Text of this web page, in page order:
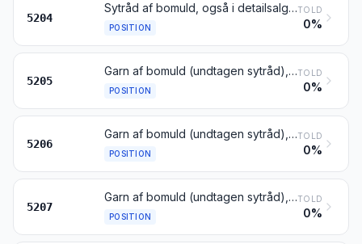
5204
Sytråd af bomuld, også i detailsalgsoplægninger
POSITION
TOLD
0%
5205
Garn af bomuld (undtagen sytråd), med indhold af bomuld på 85 vægtprocent eller derover, ikke i detailsalgsoplægninger
POSITION
TOLD
0%
5206
Garn af bomuld (undtagen sytråd), med indhold af bomuld på under 85 vægtprocent, ikke i detailsalgsoplægninger
POSITION
TOLD
0%
5207
Garn af bomuld (undtagen sytråd), i detailsalgsoplægninger
POSITION
TOLD
0%